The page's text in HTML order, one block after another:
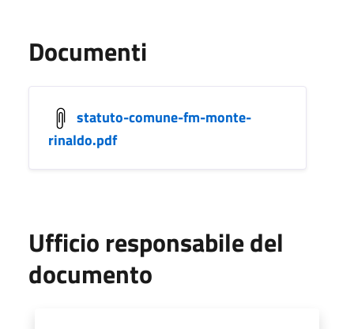
Documenti
statuto-comune-fm-monte-
rinaldo.pdf
Ufficio responsabile del
documento